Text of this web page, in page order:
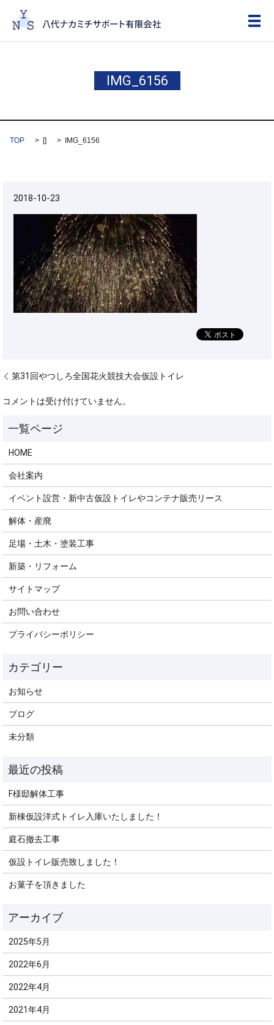
メ
IMG_6156
TOP [] IMG_6156
2018-10-23
第31回やつしろ全国花火競技大会仮設トイレ
コメントは受け付けていません。
HOME
会社案内
イベント設営・新中古仮設トイレやコンテナ販売リース
解体・産廃
足場・土木・塗装工事
新築・リフォーム
サイトマップ
お問い合わせ
プライバシーポリシー
お知らせ
ブログ
未分類
F様邸解体工事
新棟仮設洋式トイレ入庫いたしました！
庭石撤去工事
仮設トイレ販売致しました！
お菓子を頂きました
2025年5月
2022年6月
2022年4月
2021年4月